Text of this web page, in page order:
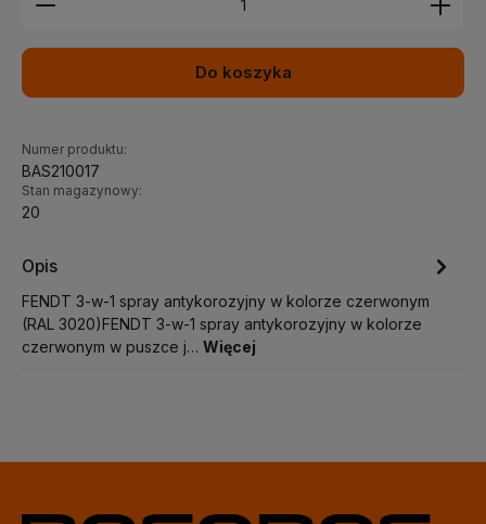
Do koszyka
Numer produktu:
BAS210017
Stan magazynowy:
20
Opis
FENDT 3-w-1 spray antykorozyjny w kolorze czerwonym
(RAL 3020)FENDT 3-w-1 spray antykorozyjny w kolorze
czerwonym w puszce j… Więcej